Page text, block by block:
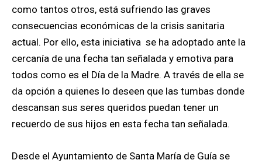
como tantos otros, está sufriendo las graves
consecuencias económicas de la crisis sanitaria
actual. Por ello, esta iniciativa se ha adoptado ante la
cercanía de una fecha tan señalada y emotiva para
todos como es el Día de la Madre. A través de ella se
da opción a quienes lo deseen que las tumbas donde
descansan sus seres queridos puedan tener un
recuerdo de sus hijos en esta fecha tan señalada.
Desde el Ayuntamiento de Santa María de Guía se